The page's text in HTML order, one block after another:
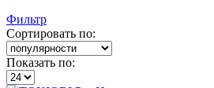
Фильтр
Сортировать по:
Показать по: